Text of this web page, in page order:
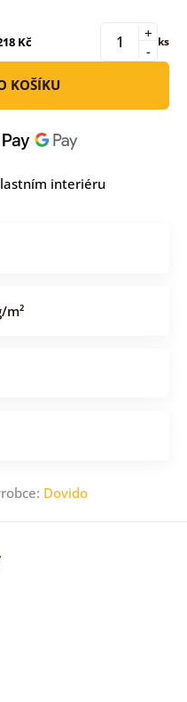
Kč -
+ ks
KOŠÍKU
interiéru
m²
Dovido